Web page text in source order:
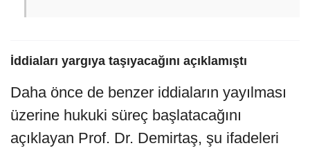
İddiaları yargıya taşıyacağını açıklamıştı
Daha önce de benzer iddiaların yayılması
üzerine hukuki süreç başlatacağını
açıklayan Prof. Dr. Demirtaş, şu ifadeleri